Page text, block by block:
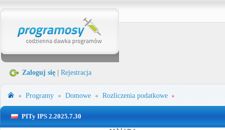
Zaloguj się Rejestracja
Programy Domowe Rozliczenia podatkowe
PITy IPS 2.2025.7.30